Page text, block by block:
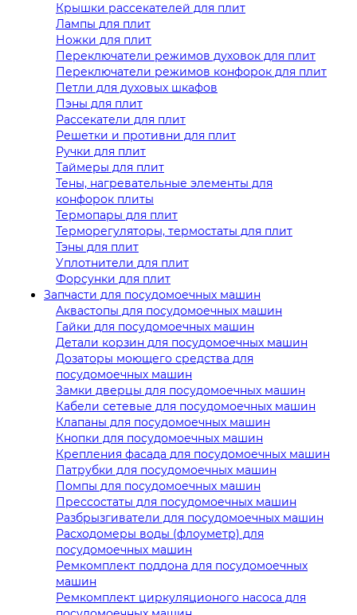
Крышки рассекателей для плит
Лампы для плит
Ножки для плит
Переключатели режимов духовок для плит
Переключатели режимов конфорок для плит
Петли для духовых шкафов
Пэны для плит
Рассекатели для плит
Решетки и противни для плит
Ручки для плит
Таймеры для плит
Тены, нагревательные элементы для
конфорок плиты
Термопары для плит
Терморегуляторы, термостаты для плит
Тэны для плит
Уплотнители для плит
Форсунки для плит
Запчасти для посудомоечных машин
Аквастопы для посудомоечных машин
Гайки для посудомоечных машин
Детали корзин для посудомоечных машин
Дозаторы моющего средства для
посудомоечных машин
Замки дверцы для посудомоечных машин
Кабели сетевые для посудомоечных машин
Клапаны для посудомоечных машин
Кнопки для посудомоечных машин
Крепления фасада для посудомоечных машин
Патрубки для посудомоечных машин
Помпы для посудомоечных машин
Прессостаты для посудомоечных машин
Разбрызгиватели для посудомоечных машин
Расходомеры воды (флоуметр) для
посудомоечных машин
Ремкомплект поддона для посудомоечных
машин
Ремкомплект циркуляционого насоса для